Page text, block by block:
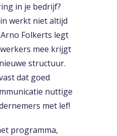
in je bedrijf?
werkt niet altijd
Folkerts legt
mee krijgt
structuur.
dat goed
nuttige
met lef!
programma,